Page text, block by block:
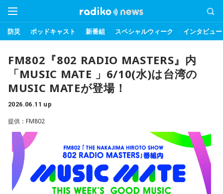
防災 ポッドキャスト 新番組 スペシャルウィーク インタビュー
FM802『802 RADIO MASTERS』内
「MUSIC MATE 」6/10(水)は台湾の
MUSIC MATEが登場！
2026.06.11 up
提供：FM802